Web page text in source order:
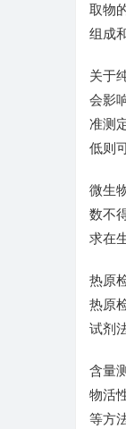
取物
组成
关于
会影
准测
低则
微生
数不
求在
热原
热原
试剂
含量
物活
等方